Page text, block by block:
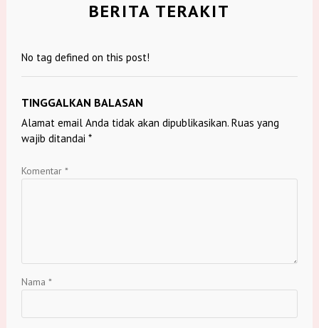
BERITA TERAKIT
No tag defined on this post!
TINGGALKAN BALASAN
Alamat email Anda tidak akan dipublikasikan. Ruas yang
wajib ditandai *
Komentar *
Nama *